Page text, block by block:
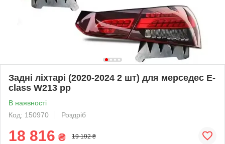
Задні ліхтарі (2020-2024 2 шт) для мерседес E-
сlass W213 рр
В наявності
Код: 150970
Роздріб
18 816 ₴ 19 192 ₴